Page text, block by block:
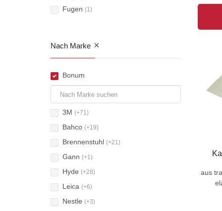
Fugen (1)
(1)
Pinselbürste(1)
Plattenträger
Schere(1)
Stahldrahtbesen(1)
Stahldrathandfeger
Stahldratschrubber
Strech-Folie
Säge(1)
Nach Marke ×
Bonum
3M (+71)
Bahco (+19)
Brennenstuhl (+21)
Gann (+1)
Hyde (+28)
Leica (+6)
Nestle (+3)
aus